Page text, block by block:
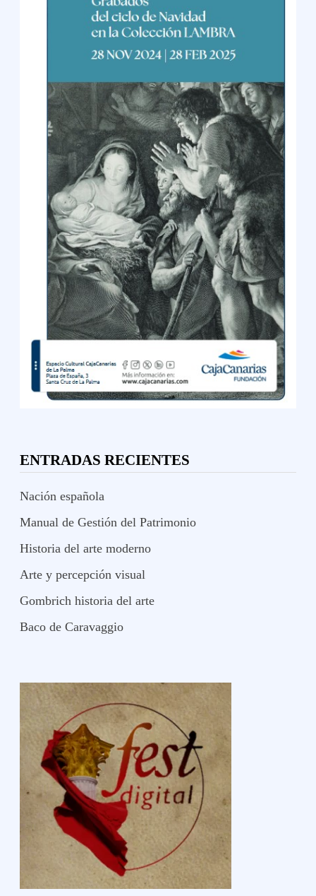
ENTRADAS RECIENTES
Nación española
Manual de Gestión del Patrimonio
Historia del arte moderno
Arte y percepción visual
Gombrich historia del arte
Baco de Caravaggio